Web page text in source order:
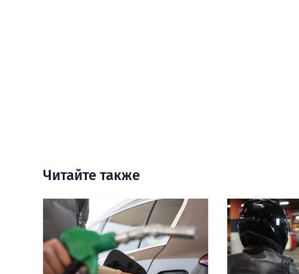
Читайте также